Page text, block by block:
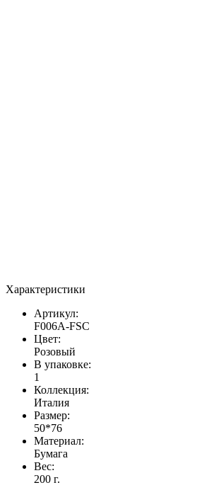
Характеристики
Артикул:
F006A-FSC
Цвет:
Розовый
В упаковке:
1
Коллекция:
Италия
Размер:
50*76
Материал:
Бумага
Вес:
200 г.